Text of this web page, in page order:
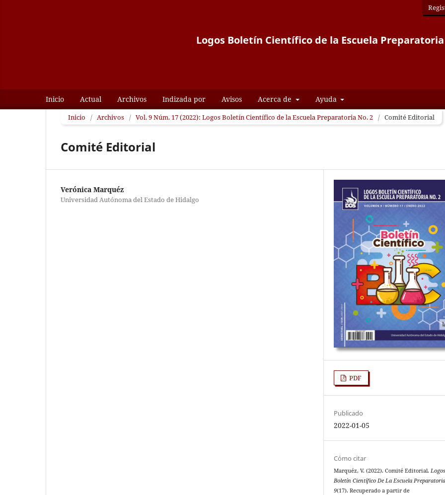
Logos Boletín Científico de la Escuela
Inicio Actual Archivos Indizada por Avisos Acerca de Ayuda
Inicio / Archivos / Vol. 9 Núm. 17 (2022): Logos Boletín Científico de la Escuela Preparatoria No. 2 / Comité Editorial
Comité Editorial
Verónica Marquéz
Universidad Autónoma del Estado de Hidalgo
PDF
Publicado
2022-01-05
Cómo citar
Marquéz, V. (2022). Comité Editorial.Logos
Boletín Científico De La Escuela
9(17). Recuperado a partir de